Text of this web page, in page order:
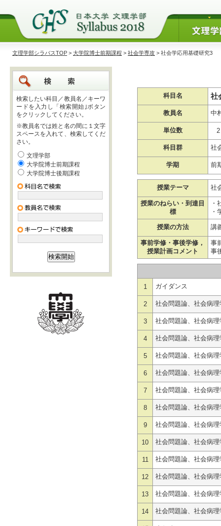
文理学部シラバスTOP > 大学院博士前期課程 > 社会学専攻 > 社会学応用基礎研究3
検索したい科目／教員名／キーワ
ードを入力し「検索開始｣ボタン
をクリックしてください。
※教員名では姓と名の間に１文字
スペースを入れて、検索してくだ
さい。
文理学部
大学院博士前期課程
大学院博士後期課程
科目名 社
教員名 中
単位数 2
科目群 社
学期 前
授業テーマ 社
授業のねらい・到達目
標
・
・
授業の方法 講
事前学修・事後学修，
授業計画コメント
事
事
1 ガイダンス
2 社会問題論、社会病
3 社会問題論、社会病
4 社会問題論、社会病
5 社会問題論、社会病
6 社会問題論、社会病
7 社会問題論、社会病
8 社会問題論、社会病
9 社会問題論、社会病
10 社会問題論、社会病
11 社会問題論、社会病
12 社会問題論、社会病
13 社会問題論、社会病
14 社会問題論、社会病